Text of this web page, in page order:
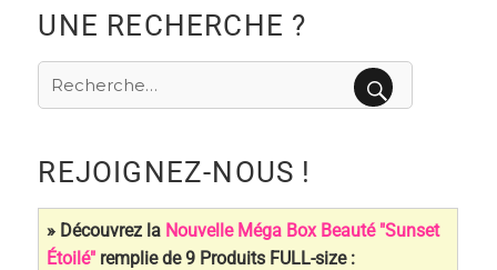
UNE RECHERCHE ?
Recherche
pour
REJOIGNEZ-NOUS !
» Découvrez la Nouvelle Méga Box Beauté "Sunset
Étoilé" remplie de 9 Produits FULL-size :